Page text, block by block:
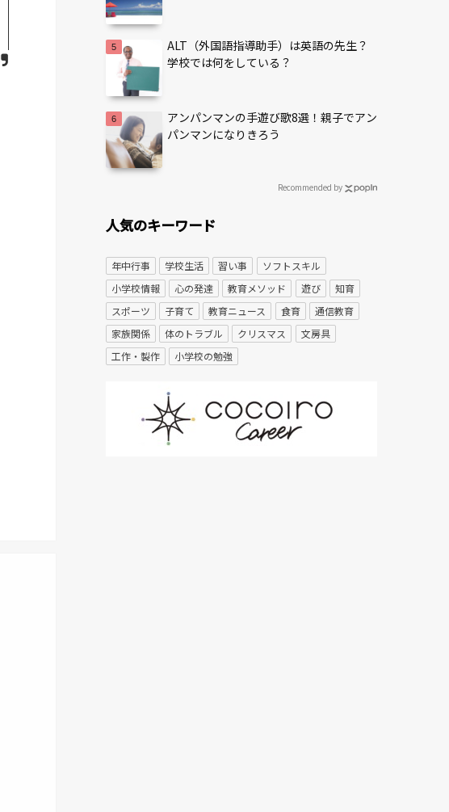
ALT（外国語指導助手）は英語の先生？
学校では何をしている？
アンパンマンの手遊び歌8選！親子でアン
パンマンになりきろう
Recommended by
人気のキーワード
年中行事 学校生活 習い事
ソフトスキル
小学校情報
心の発達 教育メソッド 遊び
知育
スポーツ
子育て 教育ニュース 食育
通信教育
家族関係
体のトラブル クリスマス
文房具
工作・製作
小学校の勉強